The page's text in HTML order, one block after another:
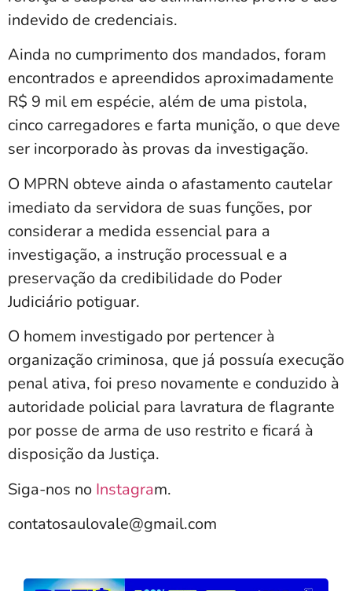
indevido de credenciais.
Ainda no cumprimento dos mandados, foram
encontrados e apreendidos aproximadamente
R$ 9 mil em espécie, além de uma pistola,
cinco carregadores e farta munição, o que deve
ser incorporado às provas da investigação.
O MPRN obteve ainda o afastamento cautelar
imediato da servidora de suas funções, por
considerar a medida essencial para a
investigação, a instrução processual e a
preservação da credibilidade do Poder
Judiciário potiguar.
O homem investigado por pertencer à
organização criminosa, que já possuía execução
penal ativa, foi preso novamente e conduzido à
autoridade policial para lavratura de flagrante
por posse de arma de uso restrito e ficará à
disposição da Justiça.
Siga-nos no Instagram.
contatosaulovale@gmail.com